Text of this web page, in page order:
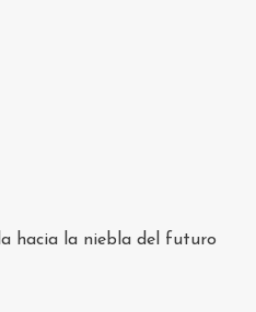
hacia la niebla del futuro